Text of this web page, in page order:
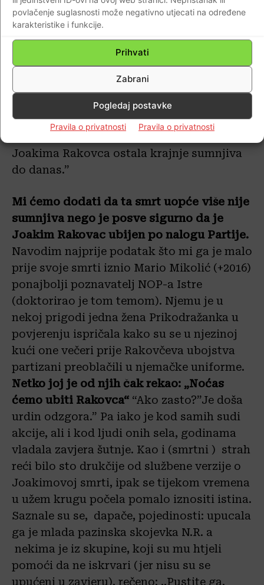
povlačenje suglasnosti može negativno utjecati na određene
karakteristike i funkcije.
Prihvati
Zabrani
Pogledaj postavke
Pravila o privatnosti Pravila o privatnosti
poslije rata, nova jugoslavenska vlast se
krvavo obračunala s tzv. istarskim
narodnjacima (zvjersko ubojstvo Mate
Peteha) i narodnim svećenicima (npr.
Kazimir Paić).U toj čistki maknut je sav
matični istarski partizanski kadar,
smijenjeni su svi najistaknutiji partizanski
rukovoditelji Istre, mnogi su sumnjičení i
Joakima Rakovca ostala krajnje sumnjiva
do danas.”
Mi ćemo dodati da ta smrt uopće više nije
sumnjiva nego je posve sigurno da je
Joakim Rakovac ubijen po nalogu Partije.
Navodim najprije podatak što mi ga je malo
prije svoje smrti iznio Mario Mikolić (+2016)
ponajbolji poznavatelj NOP-a Istre
(doktorirao je tom temom). Njemu je u
nekoj prigodi jedna žena Prikodražanka u
povjerenju ispričala kako su se u njezinoj
kući one večeri prije Rakovčeva ubojstva
partizani preoblačili u njemačke uniforme.
Netko joj je od njih čak rekao: „Noćas
ćemo ubiti Rakovca“ “Ako zasto?”Je doša
urdin odzgora.” Pa iako je kod samih sudi
akcije, ali i kod ljudi onih sela, godinama
vladala zavjera šutnje. Kao i (smrtni ) strah
reći bilo sto drukčije od službene verzije o
Joakimovoj smrti, ipak se tijekom vremena
u užem krugu počela pomalo iznositi istina.
Saznale su se, dapače, pojedinosti: upucala
ga je mlada pazinska skojevka N.R. a
nekima je iz skupine, koji su mu htjeli
pomoći da ne iskrvari (jer nisu su se
upućeni u zavjeru), rečeno: ,,Pustite ga,